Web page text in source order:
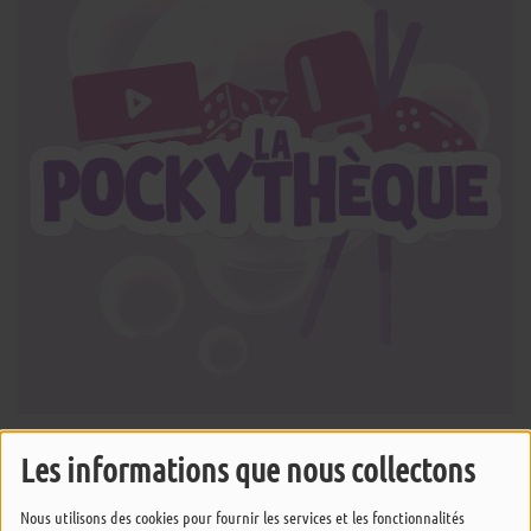
Les informations que nous collectons
Nous utilisons des cookies pour fournir les services et les fonctionnalités
ÉCOUTER LE PODCAST TÉLÉCHARGER LE PODCAST